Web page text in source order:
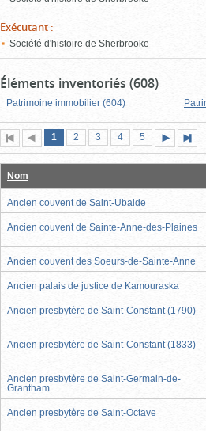
Exécutant :
Société d'histoire de Sherbrooke
Éléments inventoriés (608)
Patrimoine immobilier (604)
Première
page
Page
précédente
Page
1 (page
actuelle)
Page
2 Page
3 Page
4 Page
5
suivante
page
Nom
Ancien couvent de Saint-Ubalde
Ancien couvent de Sainte-Anne-des-Plaines
Ancien couvent des Soeurs-de-Sainte-Anne
Ancien palais de justice de Kamouraska
Ancien presbytère de Saint-Constant (1790)
Ancien presbytère de Saint-Constant (1833)
Ancien presbytère de Saint-Germain-de-
Grantham
Ancien presbytère de Saint-Octave